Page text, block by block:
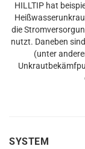
HILLTIP hat
die
nutzt. Daneben
(unter
SYSTEM
SYSTEM